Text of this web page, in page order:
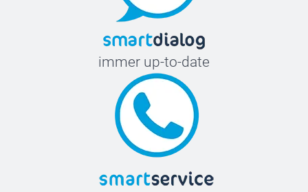
immer up-to-date